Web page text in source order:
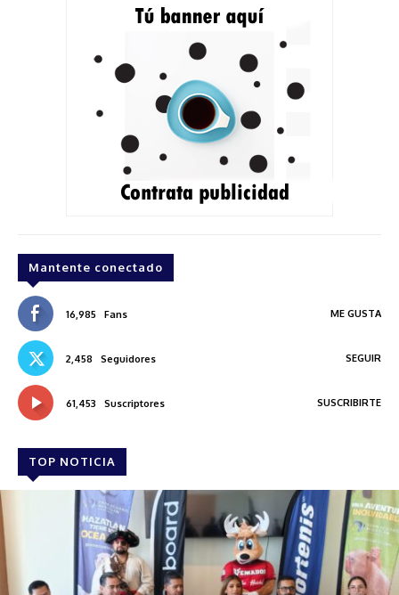
Mantente conectado
16,985 Fans ME GUSTA
2,458 Seguidores SEGUIR
61,453 Suscriptores SUSCRIBIRTE
TOP NOTICIA